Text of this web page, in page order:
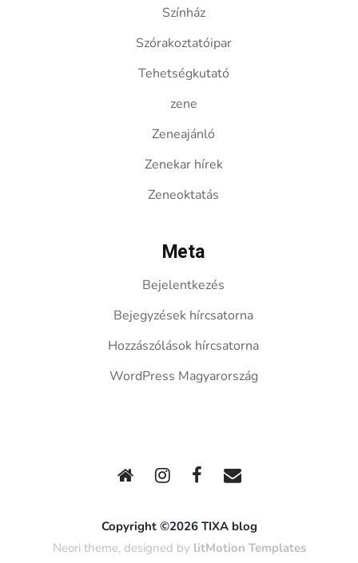
Színház
Szórakoztatóipar
Tehetségkutató
zene
Zeneajánló
Zenekar hírek
Zeneoktatás
Meta
Bejelentkezés
Bejegyzések hírcsatorna
Hozzászólások hírcsatorna
WordPress Magyarország
Copyright ©2026 TIXA blog
Neori theme, designed by litMotion Templates